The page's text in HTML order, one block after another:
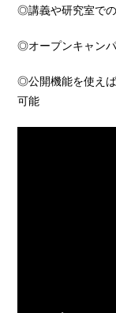
◎講義や研究室で
◎オープンキャン
◎公開機能を使え
可能